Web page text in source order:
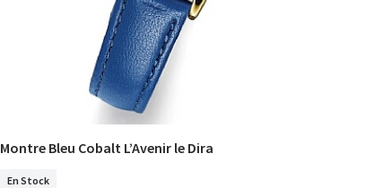
COMMANDER
Montre Bleu Cobalt L’Avenir le Dira
En Stock